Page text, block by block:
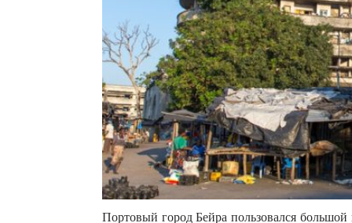
Портовый город Бейра пользовался